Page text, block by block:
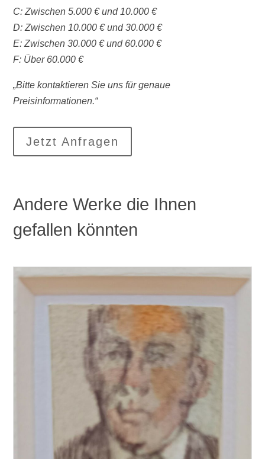
C: Zwischen 5.000 € und 10.000 €
D: Zwischen 10.000 € und 30.000 €
E: Zwischen 30.000 € und 60.000 €
F: Über 60.000 €
„Bitte kontaktieren Sie uns für genaue
Preisinformationen.“
Jetzt Anfragen
Andere Werke die Ihnen
gefallen könnten